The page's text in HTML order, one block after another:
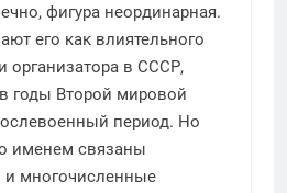
фигура неординарная.
его как влиятельного
организатора в СССР,
годы Второй мировой
период. Но
именем связаны
и многочисленные